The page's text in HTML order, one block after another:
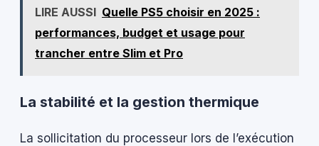
LIRE AUSSI Quelle PS5 choisir en 2025 :
performances, budget et usage pour
trancher entre Slim et Pro
La stabilité et la gestion thermique
La sollicitation du processeur lors de l’exécution